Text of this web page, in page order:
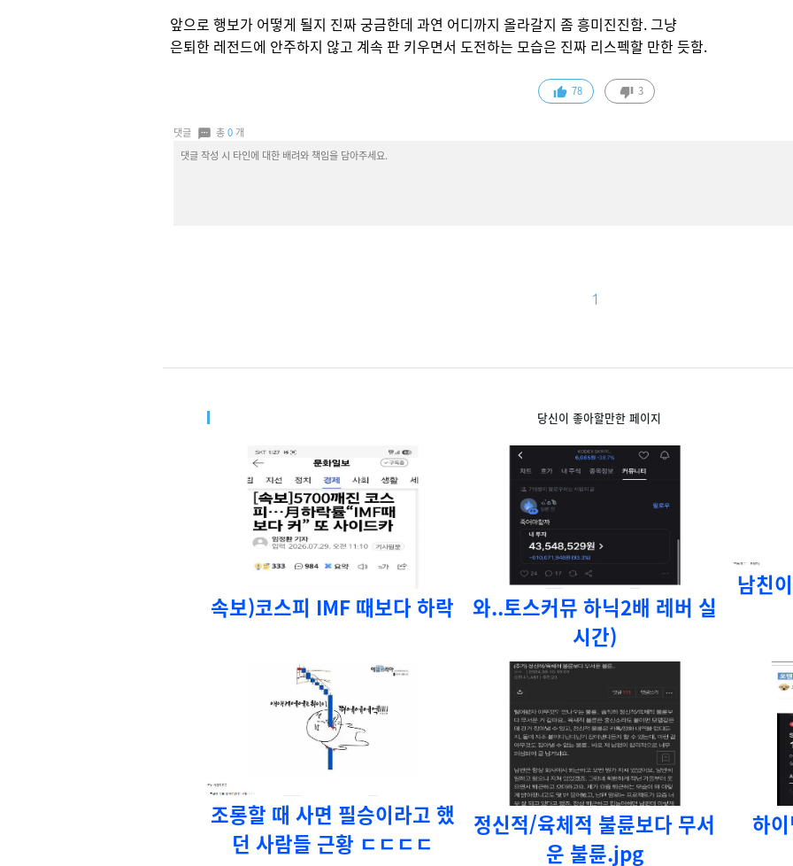
앞으로 행보가 어떻게 될지 진짜 궁금한데 과연 어디까지 올라갈지 좀 흥미진진함. 그냥
은퇴한 레전드에 안주하지 않고 계속 판 키우면서 도전하는 모습은 진짜 리스펙할 만한 듯함.
78 3
댓글 총0 개
1
당신이 좋아할만한 페이지
속보)코스피 IMF 때보다 하락
와..토스커뮤 하닉2배 레버 실
시간)
남친
조롱할 때 사면 필승이라고 했
던 사람들 근황 ㄷㄷㄷㄷ
정신적/육체적 불륜보다 무서
운 불륜.jpg
하